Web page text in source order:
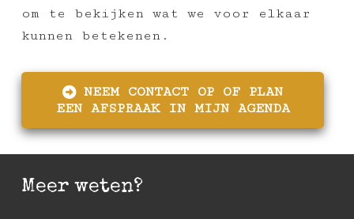
om te bekijken wat we voor elkaar
kunnen betekenen.
NEEM CONTACT OP OF PLAN
EEN AFSPRAAK IN MIJN AGENDA
Meer weten?